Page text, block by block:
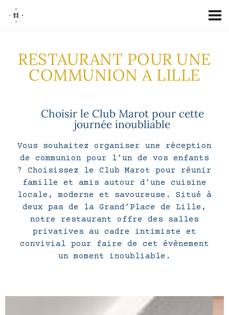
RESTAURANT POUR UNE
COMMUNION A LILLE
Choisir le Club Marot pour cette
journée inoubliable
Vous souhaitez organiser une réception
de communion pour l’un de vos enfants
? Choisissez le Club Marot pour réunir
famille et amis autour d’une cuisine
locale, moderne et savoureuse. Situé à
deux pas de la Grand’Place de Lille,
notre restaurant offre des salles
privatives au cadre intimiste et
convivial pour faire de cet évènement
un moment inoubliable.